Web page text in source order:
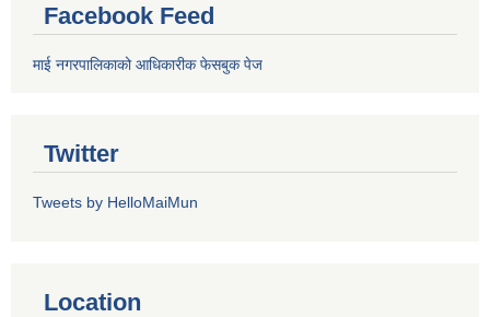
Facebook Feed
माई नगरपालिकाको आधिकारीक फेसबुक पेज
Twitter
Tweets by HelloMaiMun
Location